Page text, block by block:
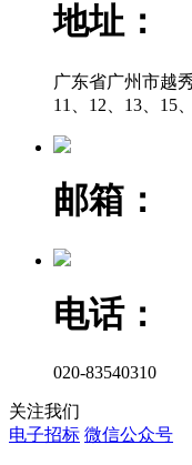
地址：
广东省广州市越
11、12、13、15
邮箱：
电话：
020-83540310
关注我们
电子招标 微信公众号